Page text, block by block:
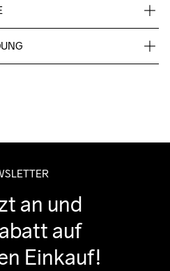
Innenfutter: 100 Polyester;
100% EVA
an und
auf
Einkauf!